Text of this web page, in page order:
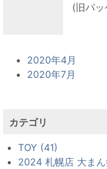
(旧パ
2020年4月
2020年7月
カテゴリ
TOY (41)
2024 札幌店 大まん